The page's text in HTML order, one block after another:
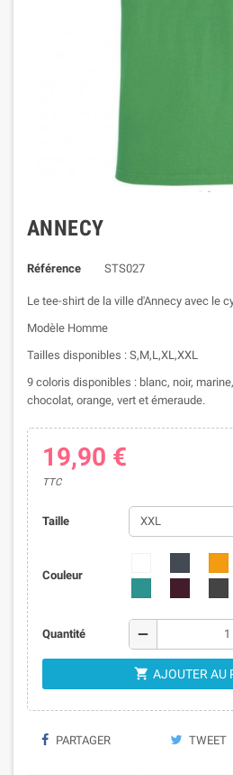
ANNECY
Référence STS027
Le tee-shirt de la ville d'Annecy avec le
Modèle Homme
Tailles disponibles : S,M,L,XL,XXL
9 coloris disponibles : blanc, noir,
chocolat, orange, vert et émeraude.
19,90 €
TTC
Taille
Couleur
Quantité remove
 AJOUTER AU
PARTAGER TWEET